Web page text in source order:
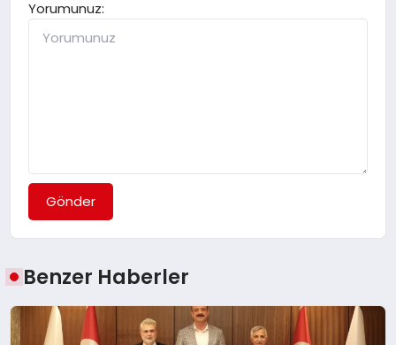
Yorumunuz:
Gönder
Benzer Haberler